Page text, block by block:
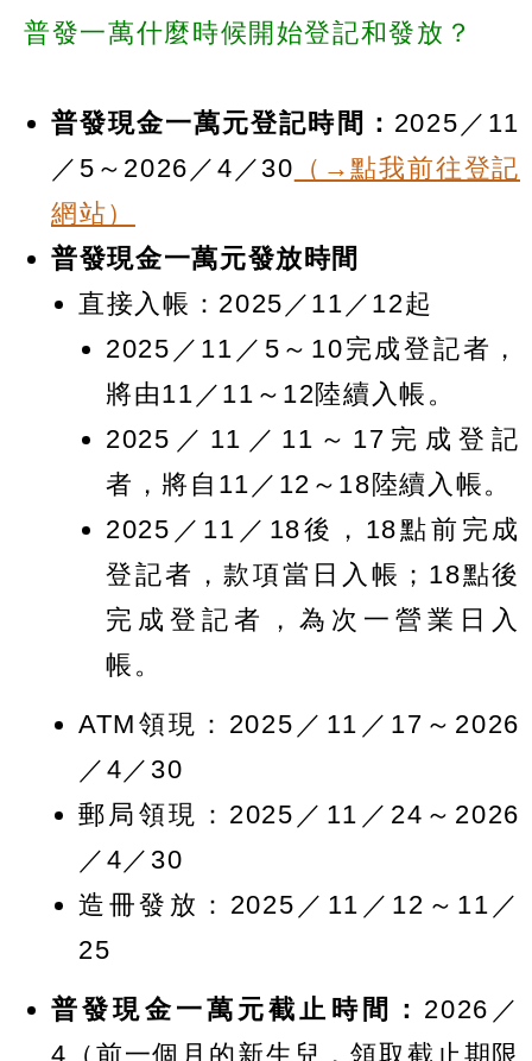
普發一萬什麼時候開始登記和發放？
普發現金一萬元登記時間： 2025／11
／5～2026／4／30 （→點我前往登記
網站）
普發現金一萬元發放時間
直接入帳：2025／11／12起
2025／11／5～10完成登記者，
將由11／11～12陸續入帳。
2025／11／11～17完成登記
者，將自11／12～18陸續入帳。
2025／11／18後，18點前完成
登記者，款項當日入帳；18點後
完成登記者，為次一營業日入
帳。
ATM領現：2025／11／17～2026
／4／30
郵局領現：2025／11／24～2026
／4／30
造冊發放：2025／11／12～11／
25
普發現金一萬元截止時間： 2026／
4（前一個月的新生兒，領取截止期限